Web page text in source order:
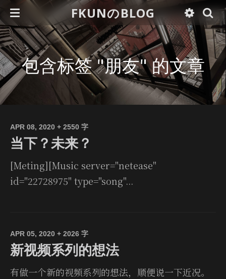
FKUNのBLOG
包含标签 "朋友" 的文章
APR 08, 2020 + 2550 字
当下？未来？
[Meting][Music server="netease"
id="22728975" type="song"...
APR 05, 2020 + 2026 字
新视频系列的想法
有做一个新的视频系列的想法，顺便说一下近况。